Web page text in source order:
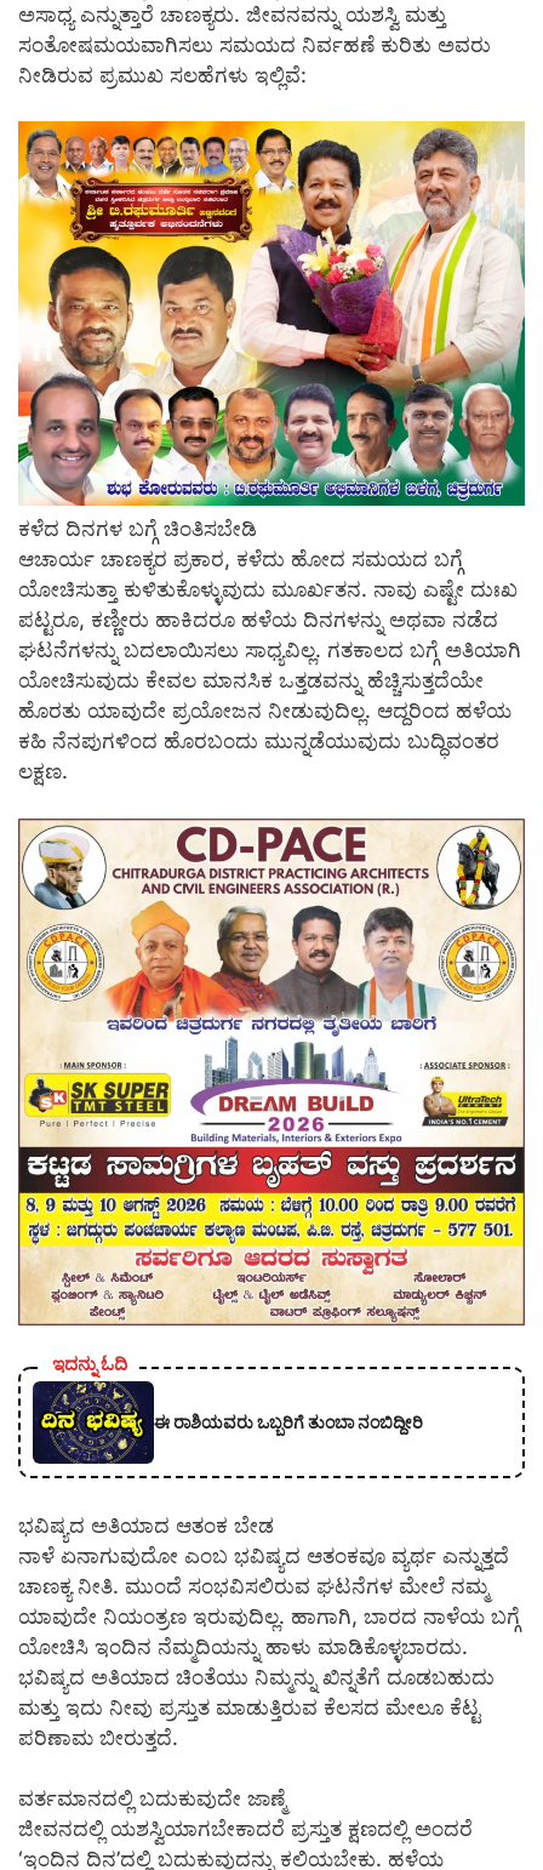
ಅಸಾಧ್ಯ ಎನ್ನುತ್ತಾರೆ ಚಾಣಕ್ಯರು. ಜೀವನವನ್ನು ಯಶಸ್ವಿ ಮತ್ತು
ಸಂತೋಷಮಯವಾಗಿಸಲು ಸಮಯದ ನಿರ್ವಹಣೆ ಕುರಿತು ಅವರು
ನೀಡಿರುವ ಪ್ರಮುಖ ಸಲಹೆಗಳು ಇಲ್ಲಿವೆ:
ಕಳೆದ ದಿನಗಳ ಬಗ್ಗೆ ಚಿಂತಿಸಬೇಡಿ
ಆಚಾರ್ಯ ಚಾಣಕ್ಯರ ಪ್ರಕಾರ, ಕಳೆದು ಹೋದ ಸಮಯದ ಬಗ್ಗೆ
ಯೋಚಿಸುತ್ತಾ ಕುಳಿತುಕೊಳ್ಳುವುದು ಮೂರ್ಖತನ. ನಾವು ಎಷ್ಟೇ ದುಃಖ
ಪಟ್ಟರೂ, ಕಣ್ಣೀರು ಹಾಕಿದರೂ ಹಳೆಯ ದಿನಗಳನ್ನು ಅಥವಾ ನಡೆದ
ಘಟನೆಗಳನ್ನು ಬದಲಾಯಿಸಲು ಸಾಧ್ಯವಿಲ್ಲ. ಗತಕಾಲದ ಬಗ್ಗೆ ಅತಿಯಾಗಿ
ಯೋಚಿಸುವುದು ಕೇವಲ ಮಾನಸಿಕ ಒತ್ತಡವನ್ನು ಹೆಚ್ಚಿಸುತ್ತದೆಯೇ
ಹೊರತು ಯಾವುದೇ ಪ್ರಯೋಜನ ನೀಡುವುದಿಲ್ಲ. ಆದ್ದರಿಂದ ಹಳೆಯ
ಕಹಿ ನೆನಪುಗಳಿಂದ ಹೊರಬಂದು ಮುನ್ನಡೆಯುವುದು ಬುದ್ಧಿವಂತರ
ಲಕ್ಷಣ.
ಇದನ್ನು ಓದಿ
ಈ ರಾಶಿಯವರು ಒಬ್ಬರಿಗೆ ತುಂಬಾ ನಂಬಿದ್ದೀರಿ
ಭವಿಷ್ಯದ ಅತಿಯಾದ ಆತಂಕ ಬೇಡ
ನಾಳೆ ಏನಾಗುವುದೋ ಎಂಬ ಭವಿಷ್ಯದ ಆತಂಕವೂ ವ್ಯರ್ಥ ಎನ್ನುತ್ತದೆ
ಚಾಣಕ್ಯ ನೀತಿ. ಮುಂದೆ ಸಂಭವಿಸಲಿರುವ ಘಟನೆಗಳ ಮೇಲೆ ನಮ್ಮ
ಯಾವುದೇ ನಿಯಂತ್ರಣ ಇರುವುದಿಲ್ಲ. ಹಾಗಾಗಿ, ಬಾರದ ನಾಳೆಯ ಬಗ್ಗೆ
ಯೋಚಿಸಿ ಇಂದಿನ ನೆಮ್ಮದಿಯನ್ನು ಹಾಳು ಮಾಡಿಕೊಳ್ಳಬಾರದು.
ಭವಿಷ್ಯದ ಅತಿಯಾದ ಚಿಂತೆಯು ನಿಮ್ಮನ್ನು ಖಿನ್ನತೆಗೆ ದೂಡಬಹುದು
ಮತ್ತು ಇದು ನೀವು ಪ್ರಸ್ತುತ ಮಾಡುತ್ತಿರುವ ಕೆಲಸದ ಮೇಲೂ ಕೆಟ್ಟ
ಪರಿಣಾಮ ಬೀರುತ್ತದೆ.
ವರ್ತಮಾನದಲ್ಲಿ ಬದುಕುವುದೇ ಜಾಣ್ಮೆ
ಜೀವನದಲ್ಲಿ ಯಶಸ್ವಿಯಾಗಬೇಕಾದರೆ ಪ್ರಸ್ತುತ ಕ್ಷಣದಲ್ಲಿ ಅಂದರೆ
‘ಇಂದಿನ ದಿನ’ದಲ್ಲಿ ಬದುಕುವುದನ್ನು ಕಲಿಯಬೇಕು. ಹಳೆಯ